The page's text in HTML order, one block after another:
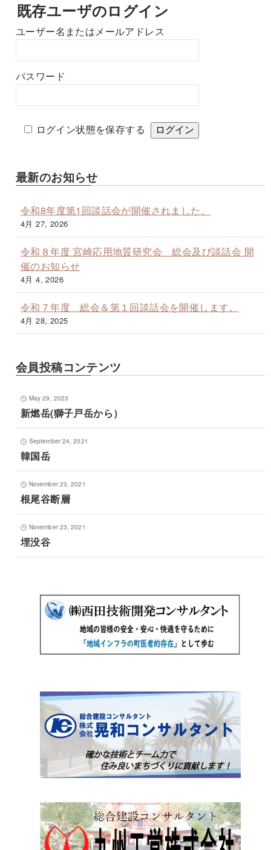
既存ユーザのログイン
ユーザー名またはメールアドレス
パスワード
ログイン状態を保存する
最新のお知らせ
令和8年度第1回談話会が開催されました。
4月 27, 2026
令和８年度 宮崎応用地質研究会 総会及び談話会 開
催のお知らせ
4月 4, 2026
令和７年度 総会＆第１回談話会を開催します。
4月 28, 2025
会員投稿コンテンツ
May 29, 2023
新燃岳(獅子戸岳から）
September 24, 2021
韓国岳
November 23, 2021
根尾谷断層
November 23, 2021
埋没谷